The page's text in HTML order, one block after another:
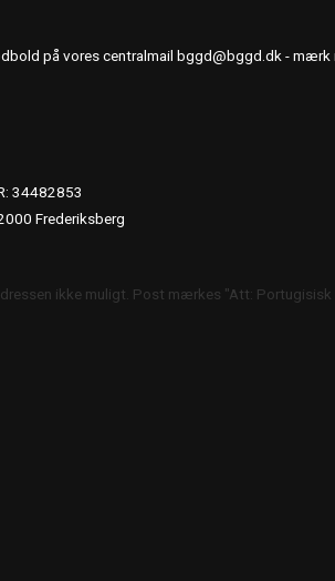
på vores centralmail bggd@bggd.dk - mærk
34482853
Frederiksberg
ikke muligt. Post mærkes "Att: